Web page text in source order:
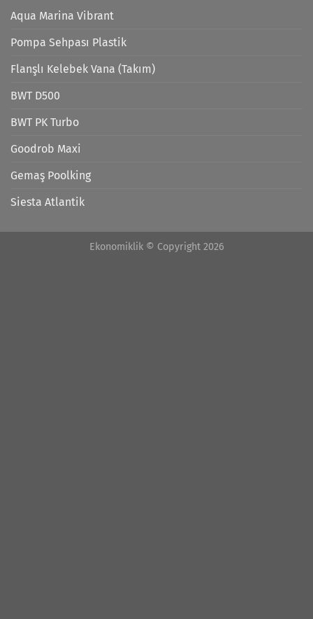
Aqua Marina Vibrant
Pompa Sehpası Plastik
Flanşlı Kelebek Vana (Takım)
BWT D500
BWT PK Turbo
Goodrob Maxi
Gemaş Poolking
Siesta Atlantik
Ekonomiklik © Copyright 2026